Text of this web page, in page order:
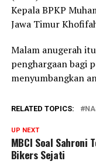
Kepala BPKP
Jawa Timur
Malam anugerah
penghargaan bagi
menyumbangkan
RELATED TOPICS:
UP NEXT
MBCI Soal Sahroni
Bikers Sejati